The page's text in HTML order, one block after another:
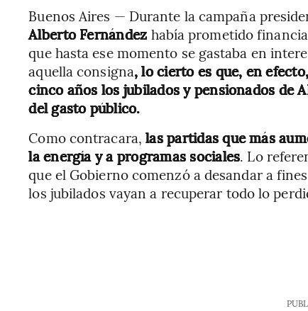
Buenos Aires — Durante la campaña
Alberto Fernández había prometido
que hasta ese momento se gastaba en
aquella consigna, lo cierto es que, en
cinco años los jubilados y pensionados de
del gasto público.
Como contracara, las partidas que más
la energía y a programas sociales. Lo
que el Gobierno comenzó a desandar a
los jubilados vayan a recuperar todo lo